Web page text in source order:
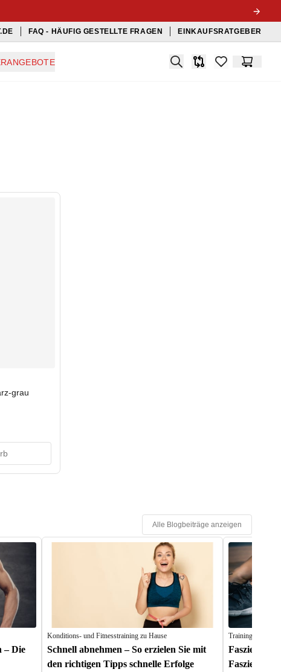
FAQ - HÄUFIG GESTELLTE FRAGEN EINKAUFSRATGEBER
Search
Produkt-items in
grau
Alle Blogbeiträge anzeigen
– Die
Konditions- und Fitnesstraining zu Hause
Schnell abnehmen – So erzielen Sie mit
den richtigen Tipps schnelle Erfolge